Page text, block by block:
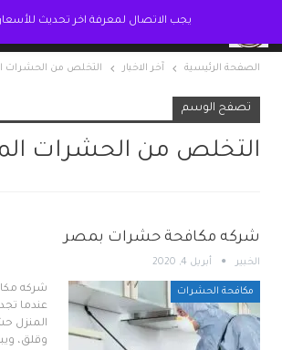
الصفحة الرئيسية آخر الاخبار التخلص من الحشرات
تصفح الوسم
التخلص من الحشرات
شركه مكافحة حشرات بمصر
الخبير أبريل 4, 2020
مكافحة الحشرات
شركه
عندما
المنزل
وقلق،
يجب الاتصال لمعرفة اخر تحديث للأسعار